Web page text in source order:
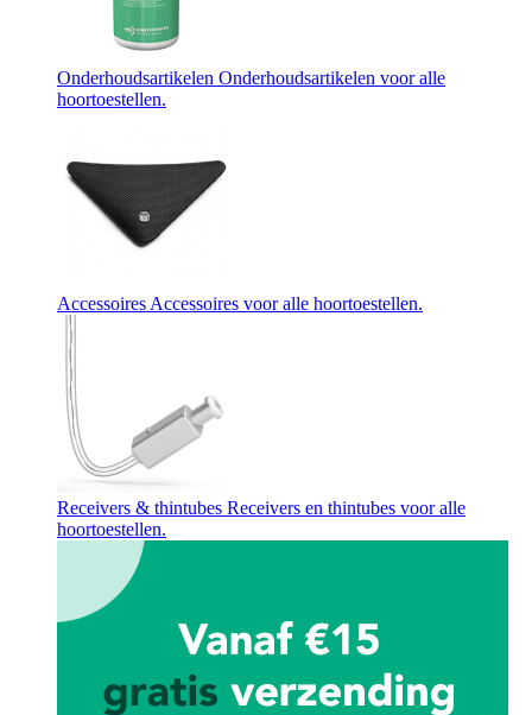
Onderhoudsartikelen Onderhoudsartikelen voor alle
hoortoestellen.
AccessoiresAccessoires voor alle hoortoestellen.
Receivers & thintubes Receivers en thintubes voor alle
hoortoestellen.